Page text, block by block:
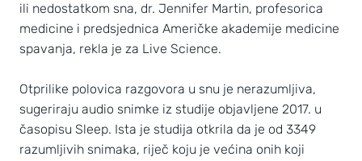
ili nedostatkom sna, dr. Jennifer Martin, profesorica
medicine i predsjednica Američke akademije medicine
spavanja, rekla je za Live Science.
Otprilike polovica razgovora u snu je nerazumljiva,
sugeriraju audio snimke iz studije objavljene 2017. u
časopisu Sleep. Ista je studija otkrila da je od 3349
razumljivih snimaka, riječ koju je većina onih koji